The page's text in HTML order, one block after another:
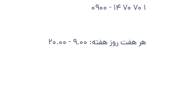
1 70 70 14 - 0900
هر هفت روز هفته: 9.00 - 20.00